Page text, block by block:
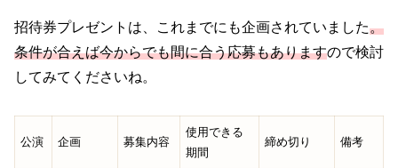
招待券プレゼントは、これまでにも企画されていました。
条件が合えば今からでも間に合う応募もありますので検討
してみてくださいね。
公演 企画 募集内容
使用できる
期間
締め切り 備考